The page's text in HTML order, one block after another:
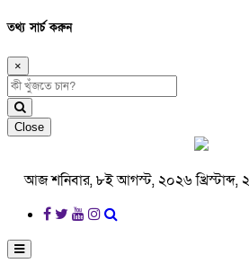
তথ্য সার্চ করুন
×
Close
আজ শনিবার, ৮ই আগস্ট, ২০২৬ খ্রিস্টাব্দ,